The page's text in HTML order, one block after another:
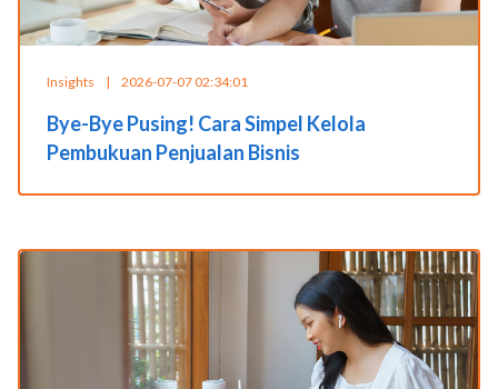
Insights | 2026-07-07 02:34:01
Bye-Bye Pusing! Cara Simpel Kelola
Pembukuan Penjualan Bisnis